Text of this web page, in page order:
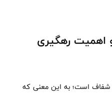
و اهمیت رهگیری
است؛ به این معنی که